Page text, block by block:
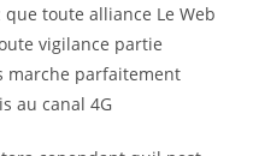
toute alliance Le Web
vigilance partie
marche parfaitement
au canal 4G